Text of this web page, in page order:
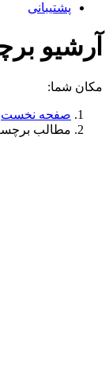
پشتیبانی
آرشیو
مکان شما:
صفحه نخست
مطالب